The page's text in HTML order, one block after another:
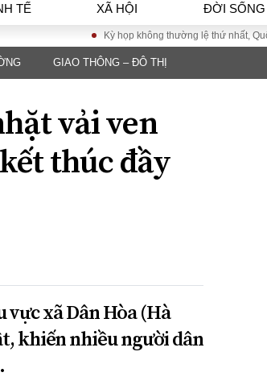
TẾ XÃ HỘI ĐỜI SỐNG
KINH TẾ
Tài chính - Ngân
hàng
Kinh tế vĩ mô
Kỳ họp không thường lệ thứ nhất, Quốc hội
GIAO THÔNG – ĐÔ THỊ
vải ven
thúc đầy
xã Dân Hòa (Hà
khiến nhiều người dân